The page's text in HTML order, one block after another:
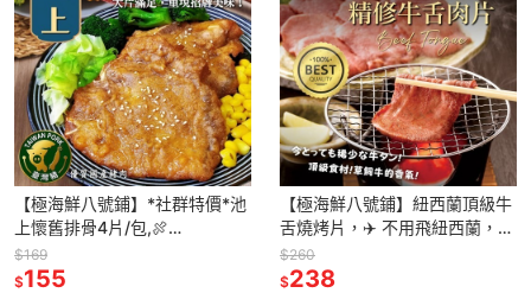
【極海鮮八號鋪】*社群特價*池
上懷舊排骨4片/包,🍖
400g±5%/包🍖懷舊排骨，一吃
就愛上！
$169
$155
【極海鮮八號鋪】紐西蘭頂級牛
舌燒烤片，✈️ 不用飛紐西蘭，也
能吃到高等級的美味～💥 Q彈
0.5cm厚切、嫩中帶勁
$260
$238